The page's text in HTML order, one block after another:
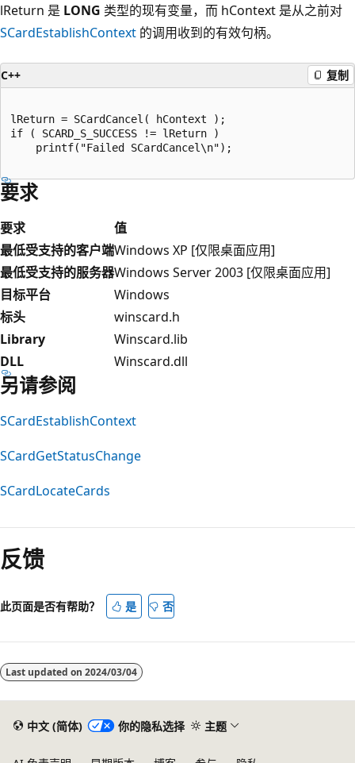
lReturn 是 LONG 类型的现有变量，而 hContext 是从之前对
SCardEstablishContext 的调用收到的有效句柄。
C++ 复制
lReturn = SCardCancel( hContext );
if ( SCARD_S_SUCCESS != lReturn )
    printf("Failed SCardCancel\n");
要求
要求
值
最低受支持的客户端Windows XP [仅限桌面应用]
最低受支持的服务器Windows Server 2003 [仅限桌面应用]
目标平台
Windows
标头
winscard.h
Library
Winscard.lib
DLL
Winscard.dll
另请参阅
SCardEstablishContext
SCardGetStatusChange
SCardLocateCards
读
模
已
用
反馈
此页面是否有帮助？ 是 否
Last updated on 2024/03/04
中文 (简体) 你的隐私选择 主题